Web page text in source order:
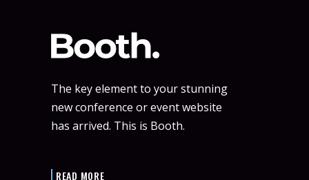
The key element to your stunning
new conference or event website
has arrived. This is Booth.
READ MORE